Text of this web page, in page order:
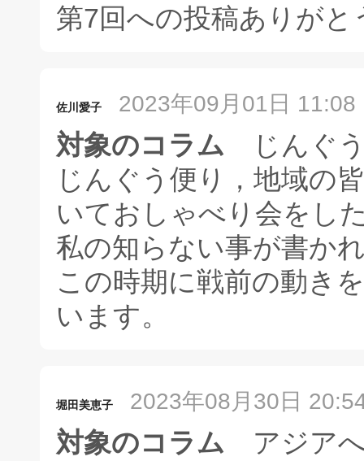
第7回への投稿ありが
佐川愛子 2023年09月01日 11:08
対象のコラム じんぐ
じんぐう便り，地域の
いておしゃべり会をし
私の知らない事が書か
この時期に戦前の動き
います。
堀田美恵子 2023年08月30日
対象のコラム アジアへ